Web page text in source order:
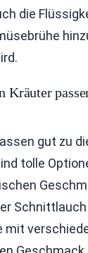
die
Kräuter
gut zu
tolle
mit